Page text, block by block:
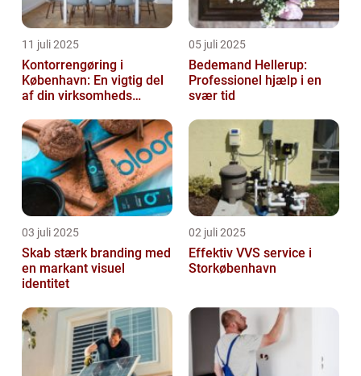
11 juli 2025
Kontorrengøring i
København: En vigtig del
af din virksomheds
05 juli 2025
Bedemand Hellerup:
Professionel hjælp i en
svær tid
03 juli 2025
Skab stærk branding med
en markant visuel
identitet
02 juli 2025
Effektiv VVS service i
Storkøbenhavn